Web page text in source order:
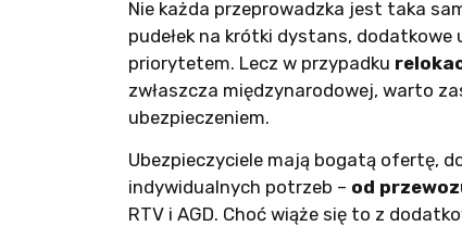
Nie każda przeprowadzka jest taka
pudełek na krótki dystans, dodatkowe
priorytetem. Lecz w przypadku
zwłaszcza międzynarodowej, warto
ubezpieczeniem.
Ubezpieczyciele mają bogatą ofertę,
indywidualnych potrzeb – od
RTV i AGD. Choć wiąże się to z